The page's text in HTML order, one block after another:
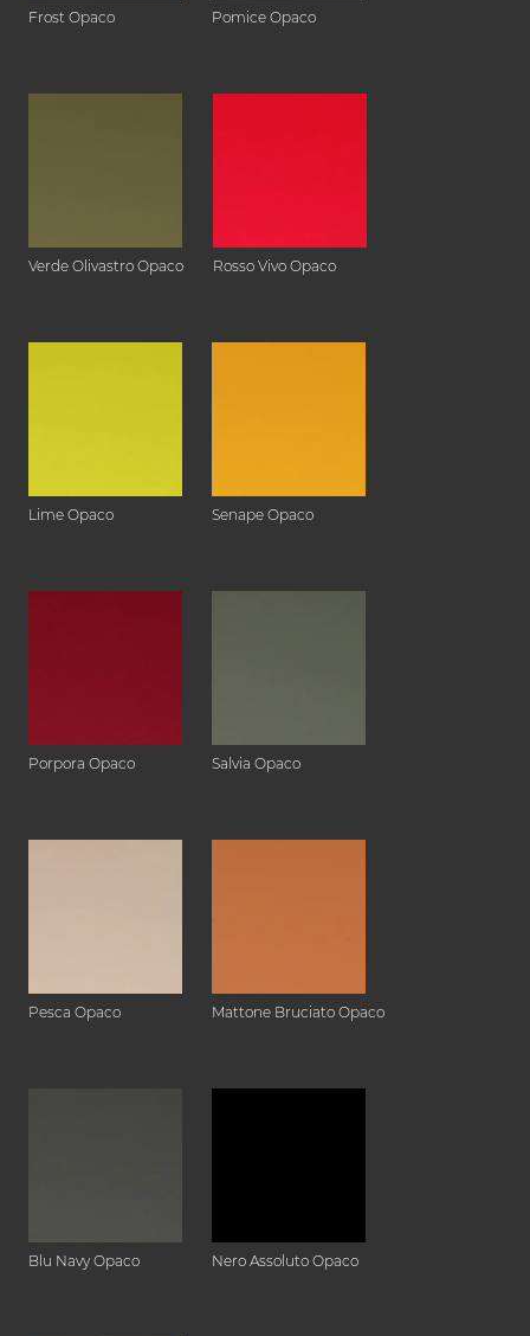
Frost Opaco Pomice Opaco
Verde Olivastro Opaco Rosso Vivo Opaco
Lime Opaco Senape Opaco
Porpora Opaco Salvia Opaco
Pesca Opaco Mattone Bruciato Opaco
Blu Navy Opaco Nero Assoluto Opaco